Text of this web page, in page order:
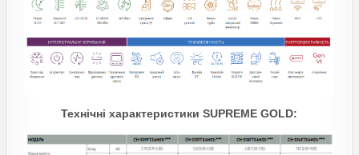
Технічні характеристики SUPREME GOLD: